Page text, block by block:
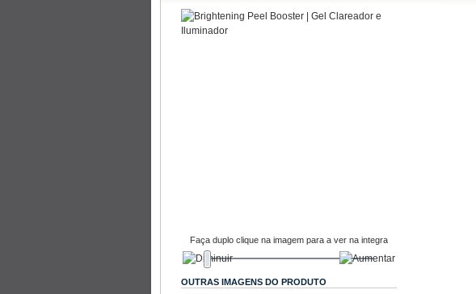
Faça duplo clique na imagem para a ver na integra
OUTRAS IMAGENS DO PRODUTO